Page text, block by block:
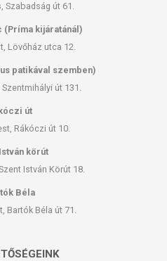
Szabadság út 61.
(Príma kijáratánál)
Lövőház utca 12.
patikával szemben)
út 131.
út
Rákóczi út 10.
körút
István Körút 18.
Béla
Bartók Béla út 71.